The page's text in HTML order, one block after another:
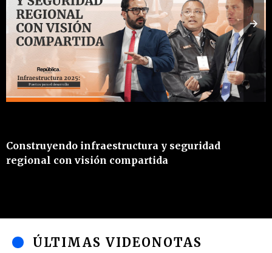
Construyendo infraestructura y seguridad
regional con visión compartida
ÚLTIMAS VIDEONOTAS